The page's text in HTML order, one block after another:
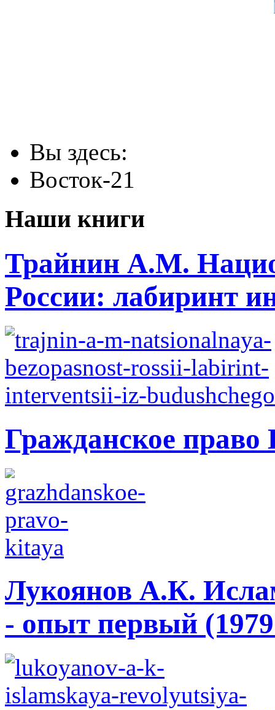
Вы здесь:
Восток-21
Наши книги
Трайнин А.М.
России: лабиринт
Гражданское право
Лукоянов А.К.
- опыт первый